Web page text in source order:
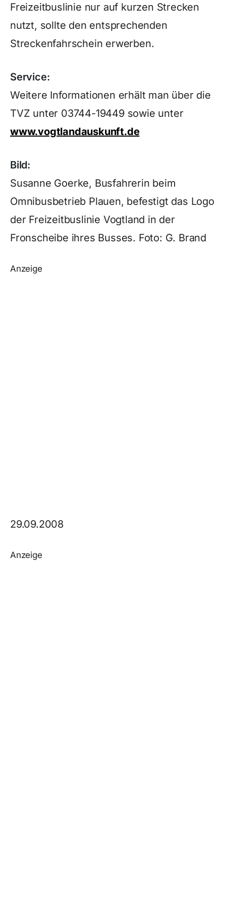
Freizeitbuslinie nur auf kurzen Strecken
nutzt, sollte den entsprechenden
Streckenfahrschein erwerben.
Service:
Weitere Informationen erhält man über die
TVZ unter 03744-19449 sowie unter
www.vogtlandauskunft.de
Bild:
Susanne Goerke, Busfahrerin beim
Omnibusbetrieb Plauen, befestigt das Logo
der Freizeitbuslinie Vogtland in der
Fronscheibe ihres Busses. Foto: G. Brand
Anzeige
29.09.2008
Anzeige